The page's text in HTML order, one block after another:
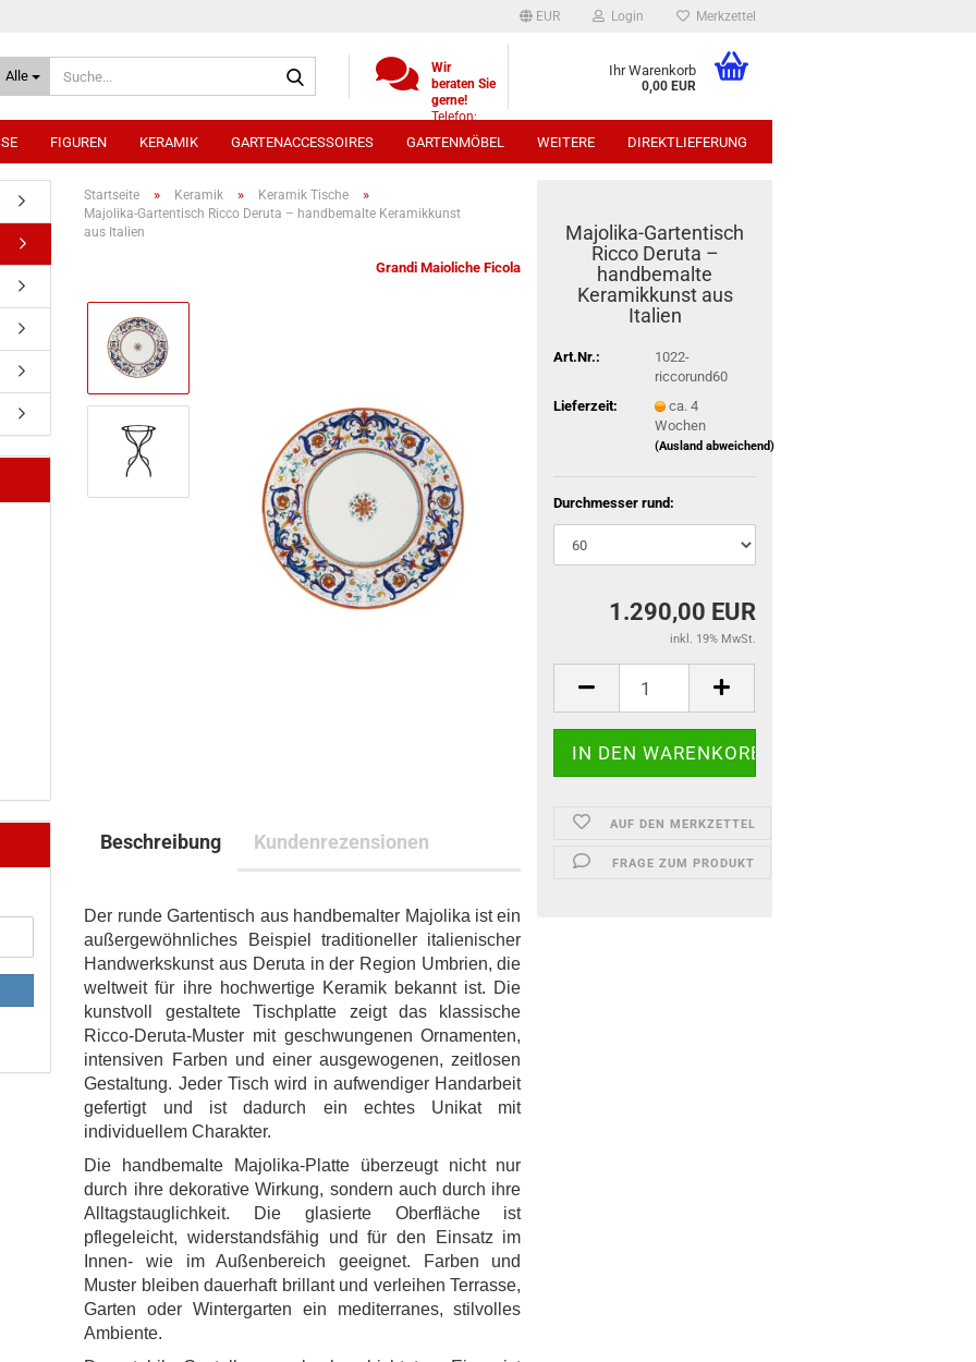
EUR Login Merkzettel
Alle
Wir
beraten Sie
gerne!
Telefon:
(0)521
9886494
5330431
Ihr Warenkorb
0,00 EUR
FIGUREN KERAMIK GARTENACCESSOIRES GARTENMÖBEL DIREKTLIEFERUNG
WEITERE
Startseite » Keramik » Keramik Tische »
Majolika-Gartentisch Ricco Deruta – handbemalte Keramikkunst
aus Italien
Grandi Maioliche Ficola
Majolika-Gartentisch
Ricco Deruta –
handbemalte
Keramikkunst aus
Italien
Art.Nr.:
1022-
riccorund60
Lieferzeit:
ca. 4
Wochen
(Ausland abweichend)
Durchmesser rund:
1.290,00 EUR
inkl. 19% MwSt.
AUF DEN MERKZETTEL
FRAGE ZUM PRODUKT
Beschreibung Kundenrezensionen
Der runde Gartentisch aus handbemalter Majolika ist ein
außergewöhnliches Beispiel traditioneller italienischer
Handwerkskunst aus Deruta in der Region Umbrien, die
weltweit für ihre hochwertige Keramik bekannt ist. Die
kunstvoll gestaltete Tischplatte zeigt das klassische
Ricco-Deruta-Muster mit geschwungenen Ornamenten,
intensiven Farben und einer ausgewogenen, zeitlosen
Gestaltung. Jeder Tisch wird in aufwendiger Handarbeit
gefertigt und ist dadurch ein echtes Unikat mit
individuellem Charakter.
Die handbemalte Majolika-Platte überzeugt nicht nur
durch ihre dekorative Wirkung, sondern auch durch ihre
Alltagstauglichkeit. Die glasierte Oberfläche ist
pflegeleicht, widerstandsfähig und für den Einsatz im
Innen- wie im Außenbereich geeignet. Farben und
Muster bleiben dauerhaft brillant und verleihen Terrasse,
Garten oder Wintergarten ein mediterranes, stilvolles
Ambiente.